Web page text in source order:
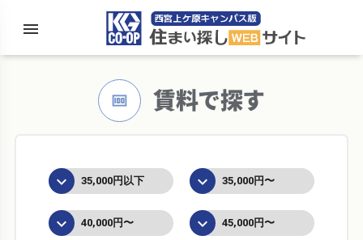
menu
money 賃料で探す
keyboard_arrow_down 35,000円以下 keyboard_arrow_down 35,000円〜
keyboard_arrow_down 40,000円〜 keyboard_arrow_down 45,000円〜